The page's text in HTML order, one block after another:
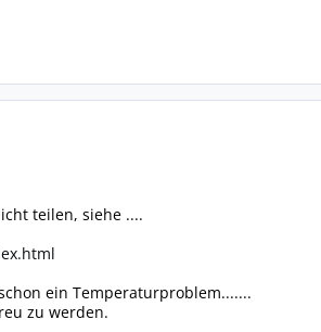
teilen, siehe ....
ein Temperaturproblem.......
zu werden.